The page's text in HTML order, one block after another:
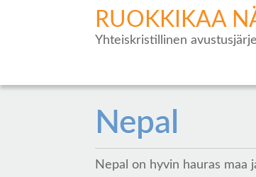
RUOKKIKAA
Yhteiskristillinen
Nepal
Nepal on hyvin hauras maa